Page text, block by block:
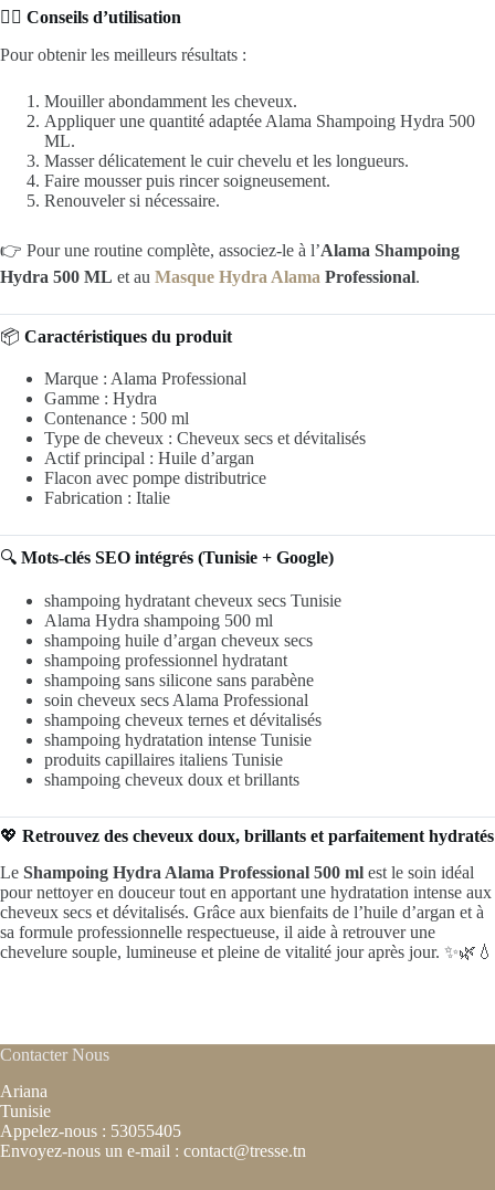
💆‍♀️ Conseils d’utilisation
Pour obtenir les meilleurs résultats :
Mouiller abondamment les cheveux.
Appliquer une quantité adaptée Alama Shampoing Hydra 500
ML.
Masser délicatement le cuir chevelu et les longueurs.
Faire mousser puis rincer soigneusement.
Renouveler si nécessaire.
👉 Pour une routine complète, associez-le à l’Alama Shampoing
Hydra 500 ML et au Masque Hydra Alama Professional.
📦 Caractéristiques du produit
Marque : Alama Professional
Gamme : Hydra
Contenance : 500 ml
Type de cheveux : Cheveux secs et dévitalisés
Actif principal : Huile d’argan
Flacon avec pompe distributrice
Fabrication : Italie
🔍 Mots-clés SEO intégrés (Tunisie + Google)
shampoing hydratant cheveux secs Tunisie
Alama Hydra shampoing 500 ml
shampoing huile d’argan cheveux secs
shampoing professionnel hydratant
shampoing sans silicone sans parabène
soin cheveux secs Alama Professional
shampoing cheveux ternes et dévitalisés
shampoing hydratation intense Tunisie
produits capillaires italiens Tunisie
shampoing cheveux doux et brillants
💖 Retrouvez des cheveux doux, brillants et parfaitement hydratés
Le Shampoing Hydra Alama Professional 500 ml est le soin idéal
pour nettoyer en douceur tout en apportant une hydratation intense aux
cheveux secs et dévitalisés. Grâce aux bienfaits de l’huile d’argan et à
sa formule professionnelle respectueuse, il aide à retrouver une
chevelure souple, lumineuse et pleine de vitalité jour après jour. ✨🌿💧
Contacter Nous
Ariana
Tunisie
Appelez-nous : 53055405
Envoyez-nous un e-mail : contact@tresse.tn